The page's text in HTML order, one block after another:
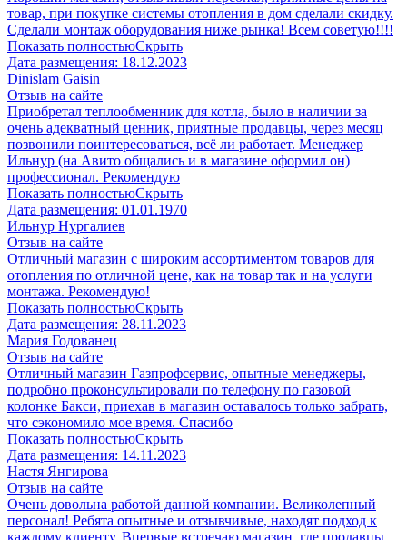
товар, при покупке системы отопления в дом сделали скидку.
Сделали монтаж оборудования ниже рынка! Всем советую!!!!
Показать полностьюСкрыть
Дата размещения: 18.12.2023
Dinislam Gaisin
Отзыв на сайте
Приобретал теплообменник для котла, было в наличии за
очень адекватный ценник, приятные продавцы, через месяц
позвонили поинтересоваться, всё ли работает. Менеджер
Ильнур (на Авито общались и в магазине оформил он)
профессионал. Рекомендую
Показать полностьюСкрыть
Дата размещения: 01.01.1970
Ильнур Нургалиев
Отзыв на сайте
Отличный магазин с широким ассортиментом товаров для
отопления по отличной цене, как на товар так и на услуги
монтажа. Рекомендую!
Показать полностьюСкрыть
Дата размещения: 28.11.2023
Мария Годованец
Отзыв на сайте
Отличный магазин Газпрофсервис, опытные менеджеры,
подробно проконсультировали по телефону по газовой
колонке Бакси, приехав в магазин оставалось только забрать,
что сэкономило мое время. Спасибо
Показать полностьюСкрыть
Дата размещения: 14.11.2023
​Настя Янгирова
Отзыв на сайте
Очень довольна работой данной компании. Великолепный
персонал! Ребята опытные и отзывчивые, находят подход к